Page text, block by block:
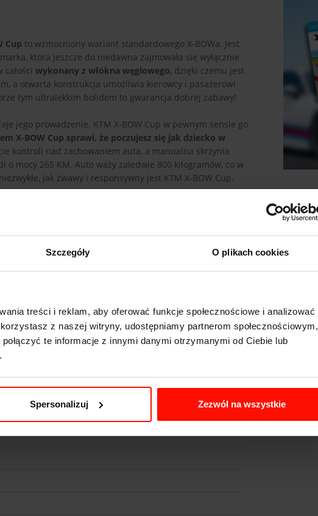
Szczegóły O plikach cookies
treści i reklam, aby oferować funkcje społecznościowe i analizować
z naszej witryny, udostępniamy partnerom społecznościowym,
te informacje z innymi danymi otrzymanymi od Ciebie lub
Spersonalizuj Zezwól na wszystkie
Cup to wzmocniony wariant standardowego X-BOWa. Jest
która jeszcze do niedawna zajmowała się wyłącznie
wykonany z włókna węglowego, dzięki czemu jest
a otwarta konstrukcja umożliwia kierowcy i pasażerowi
tym ultralekkim bolidem to gwarancja dobrej zabawy!
jego prowadzenie. KTM X-BOW Cup w pewnym sensie go
em X-BOW Cup sprawi, że poczujesz się jak dziecko w
kontroli nad zachowaniem auta, a manualna skrzynia
mocy 265 KM. Auto waży zaledwie 800 kilogramów, co w
jak żwawy i responsywny jest KTM X-BOW Cup.
autko austriackiego producenta oferuje kierowcy o
do minimum. Jeśli szukasz prezentu motoryzacyjnego
km/h